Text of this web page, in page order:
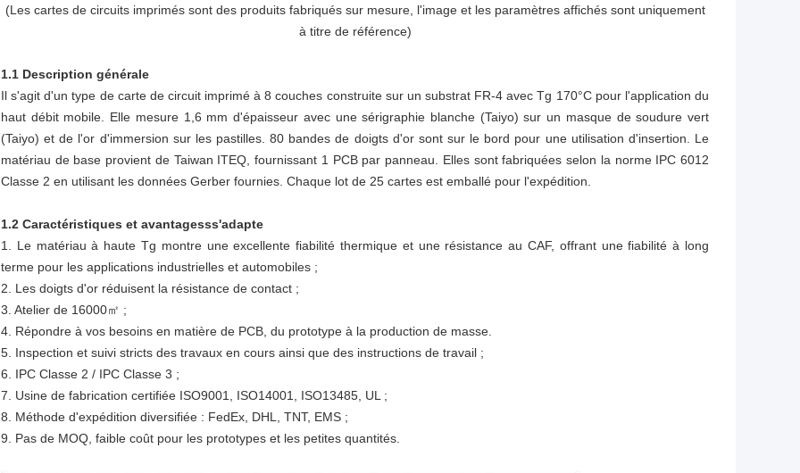
(Les cartes de circuits imprimés sont des produits fabriqués sur mesure, l'image et les paramètres affichés sont uniquement
à titre de référence)
1.1 Description générale
Il s'agit d'un type de carte de circuit imprimé à 8 couches construite sur un substrat FR-4 avec Tg 170°C pour l'application du
haut débit mobile. Elle mesure 1,6 mm d'épaisseur avec une sérigraphie blanche (Taiyo) sur un masque de soudure vert
(Taiyo) et de l'or d'immersion sur les pastilles. 80 bandes de doigts d'or sont sur le bord pour une utilisation d'insertion. Le
matériau de base provient de Taiwan ITEQ, fournissant 1 PCB par panneau. Elles sont fabriquées selon la norme IPC 6012
Classe 2 en utilisant les données Gerber fournies. Chaque lot de 25 cartes est emballé pour l'expédition.
1.2 Caractéristiques et avantagesss'adapte
1. Le matériau à haute Tg montre une excellente fiabilité thermique et une résistance au CAF, offrant une fiabilité à long
terme pour les applications industrielles et automobiles ;
2. Les doigts d'or réduisent la résistance de contact ;
3. Atelier de 16000㎡ ;
4. Répondre à vos besoins en matière de PCB, du prototype à la production de masse.
5. Inspection et suivi stricts des travaux en cours ainsi que des instructions de travail ;
6. IPC Classe 2 / IPC Classe 3 ;
7. Usine de fabrication certifiée ISO9001, ISO14001, ISO13485, UL ;
8. Méthode d'expédition diversifiée : FedEx, DHL, TNT, EMS ;
9. Pas de MOQ, faible coût pour les prototypes et les petites quantités.